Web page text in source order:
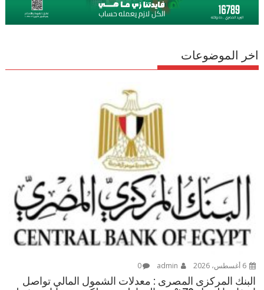
اخر الموضوعات
6 أغسطس، 2026 0
البنك المركزى المصرى : معدلات الشمول المالي تواصل